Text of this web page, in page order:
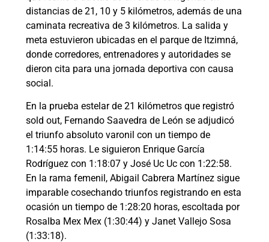
distancias de 21, 10 y 5 kilómetros, además de una
caminata recreativa de 3 kilómetros. La salida y
meta estuvieron ubicadas en el parque de Itzimná,
donde corredores, entrenadores y autoridades se
dieron cita para una jornada deportiva con causa
social.
En la prueba estelar de 21 kilómetros que registró
sold out, Fernando Saavedra de León se adjudicó
el triunfo absoluto varonil con un tiempo de
1:14:55 horas. Le siguieron Enrique García
Rodríguez con 1:18:07 y José Uc Uc con 1:22:58.
En la rama femenil, Abigail Cabrera Martínez sigue
imparable cosechando triunfos registrando en esta
ocasión un tiempo de 1:28:20 horas, escoltada por
Rosalba Mex Mex (1:30:44) y Janet Vallejo Sosa
(1:33:18).